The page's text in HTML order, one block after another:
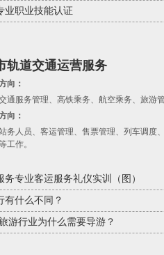
业职业技能认证
轨道交通运营服务
向：
通服务管理、高铁乘务、航空乘务、旅游
向：
务人员、客运管理、售票管理、列车调度
工作。
专业客运服务礼仪实训（图）
有什么不同？
游行业为什么需要导游？